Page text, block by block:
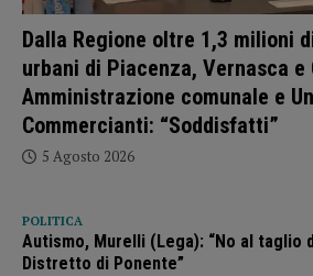
Dalla Regione oltre 1,3 milioni
urbani di Piacenza, Vernasca e
Amministrazione comunale e
Commercianti: “Soddisfatti”
5 Agosto 2026
POLITICA
Autismo, Murelli (Lega): “No al taglio
Distretto di Ponente”